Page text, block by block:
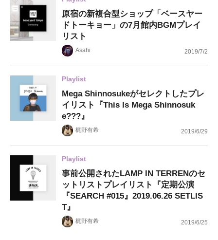
原宿の新複合型ショップ「ベースヤー
ドトーキョー」の7月館内BGMプレイ
リスト
Asahi 2019/7/2
Playlist
Mega Shinnosukeがセレクトしたプレ
イリスト『This Is Mega Shinnosuk
e???』
梶野有希 2019/6/29
Playlist
事前公開されたLAMP IN TERRENのセ
ットリストプレイリスト『定期公演
『SEARCH #015』2019.06.26 SETLIS
T』
梶野有希 2019/6/25